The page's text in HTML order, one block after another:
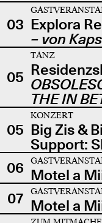
03 Explora
– von
05
TANZ
THE IN
05
KONZERT
Big Zis &
Support:
06 Motel a
07 Motel a